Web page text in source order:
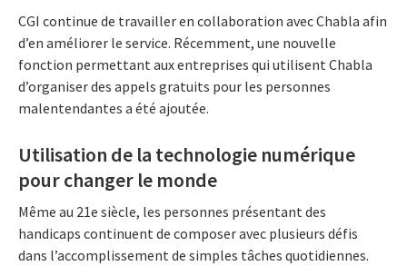
CGI continue de travailler en collaboration avec Chabla afin
d’en améliorer le service. Récemment, une nouvelle
fonction permettant aux entreprises qui utilisent Chabla
d’organiser des appels gratuits pour les personnes
malentendantes a été ajoutée.
Utilisation de la technologie numérique
pour changer le monde
Même au 21e siècle, les personnes présentant des
handicaps continuent de composer avec plusieurs défis
dans l’accomplissement de simples tâches quotidiennes.